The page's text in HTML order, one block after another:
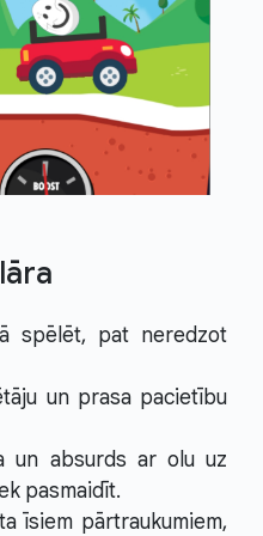
spēlēt, pat neredzot
un prasa pacietību
un absurds ar olu uz
pasmaidīt.
īsiem pārtraukumiem,